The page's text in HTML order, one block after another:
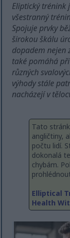
Eliptický trénink
všestranný
Spojuje prvky
širokou škálu
dopadem nejen
také pomáhá
různých
výhody stále
nacházejí v
Tato
angličtiny,
počtu lidí.
dokonalá
chybám.
Elliptical
Health